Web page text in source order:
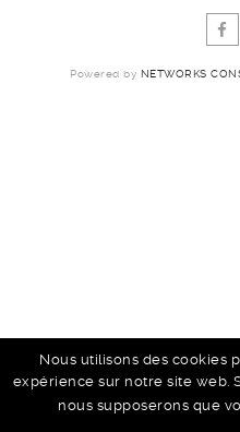
Powered by NETWORKS
Nous utilisons des cookies
expérience sur notre site web.
nous supposerons que